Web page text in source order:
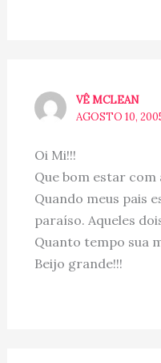
VÊ MCLEAN
AGOSTO 10,
Oi Mi!!!
Que bom estar com
Quando meus pais
paraíso. Aqueles
Quanto tempo sua
Beijo grande!!!